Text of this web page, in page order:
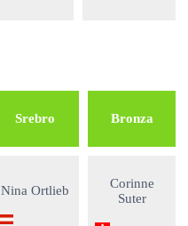
Srebro Bronza
Nina Ortlieb
Corinne
Suter